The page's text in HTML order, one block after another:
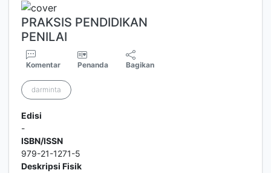
PRAKSIS PENDIDIKAN
PENILAI
Komentar Penanda Bagikan
darminta
Edisi
-
ISBN/ISSN
979-21-1271-5
Deskripsi Fisik